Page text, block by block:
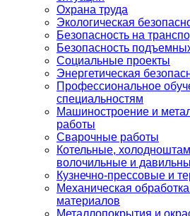
Охрана труда
Экологическая
Безопасность на
Безопасность
Социальные проекты
Энергетическая
Профессиональное
специальностям
Машиностроение и
работы
Сварочные работы
Котельные,
волочильные и
Кузнечно-прессовые и
Механическая
материалов
Металлопокрытия и